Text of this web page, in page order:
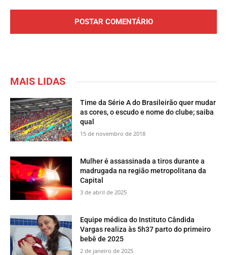
MAIS LIDAS
Time da Série A do Brasileirão quer mudar
as cores, o escudo e nome do clube; saiba
qual
15 de novembro de 2018
Mulher é assassinada a tiros durante a
madrugada na região metropolitana da
Capital
3 de abril de 2025
Equipe médica do Instituto Cândida
Vargas realiza às 5h37 parto do primeiro
bebê de 2025
2 de janeiro de 2025